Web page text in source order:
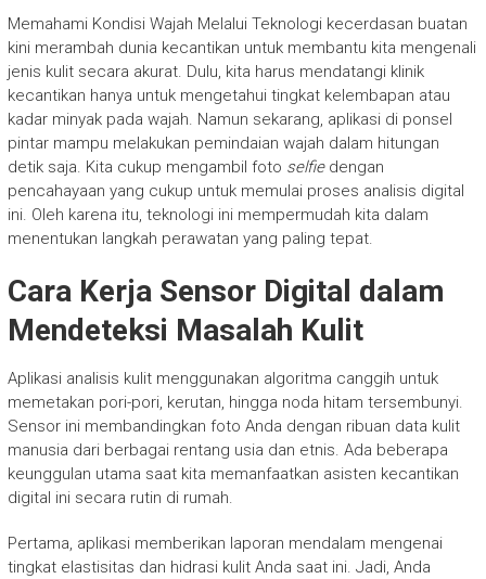
Memahami Kondisi Wajah Melalui Teknologi kecerdasan buatan
kini merambah dunia kecantikan untuk membantu kita mengenali
jenis kulit secara akurat. Dulu, kita harus mendatangi klinik
kecantikan hanya untuk mengetahui tingkat kelembapan atau
kadar minyak pada wajah. Namun sekarang, aplikasi di ponsel
pintar mampu melakukan pemindaian wajah dalam hitungan
detik saja. Kita cukup mengambil foto selfiedengan
pencahayaan yang cukup untuk memulai proses analisis digital
ini. Oleh karena itu, teknologi ini mempermudah kita dalam
menentukan langkah perawatan yang paling tepat.
Cara Kerja Sensor Digital dalam
Mendeteksi Masalah Kulit
Aplikasi analisis kulit menggunakan algoritma canggih untuk
memetakan pori-pori, kerutan, hingga noda hitam tersembunyi.
Sensor ini membandingkan foto Anda dengan ribuan data kulit
manusia dari berbagai rentang usia dan etnis. Ada beberapa
keunggulan utama saat kita memanfaatkan asisten kecantikan
digital ini secara rutin di rumah.
Pertama, aplikasi memberikan laporan mendalam mengenai
tingkat elastisitas dan hidrasi kulit Anda saat ini. Jadi, Anda